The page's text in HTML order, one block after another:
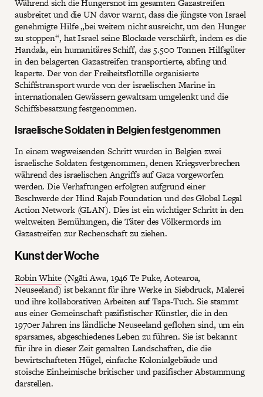
ausbreitet und die UN davor warnt, dass die jüngste von Israel
genehmigte Hilfe „bei weitem nicht ausreicht, um den Hunger
zu stoppen“, hat Israel seine Blockade verschärft, indem es die
Handala, ein humanitäres Schiff, das 5.500 Tonnen Hilfsgüter
in den belagerten Gazastreifen transportierte, abfing und
kaperte. Der von der Freiheitsflottille organisierte
Schiffstransport wurde von der israelischen Marine in
internationalen Gewässern gewaltsam umgelenkt und die
Schiffsbesatzung festgenommen.
Israelische Soldaten in Belgien festgenommen
In einem wegweisenden Schritt wurden in Belgien zwei
israelische Soldaten festgenommen, denen Kriegsverbrechen
während des israelischen Angriffs auf Gaza vorgeworfen
werden. Die Verhaftungen erfolgten aufgrund einer
Beschwerde der Hind Rajab Foundation und des Global Legal
Action Network (GLAN). Dies ist ein wichtiger Schritt in den
weltweiten Bemühungen, die Täter des Völkermords im
Gazastreifen zur Rechenschaft zu ziehen.
Kunst der Woche
Robin White(Ngāti Awa, 1946 Te Puke, Aotearoa,
Neuseeland) ist bekannt für ihre Werke in Siebdruck, Malerei
und ihre kollaborativen Arbeiten auf Tapa-Tuch. Sie stammt
aus einer Gemeinschaft pazifistischer Künstler, die in den
1970er Jahren ins ländliche Neuseeland geflohen sind, um ein
sparsames, abgeschiedenes Leben zu führen. Sie ist bekannt
für ihre in dieser Zeit gemalten Landschaften, die die
bewirtschafteten Hügel, einfache Kolonialgebäude und
stoische Einheimische britischer und pazifischer Abstammung
darstellen.